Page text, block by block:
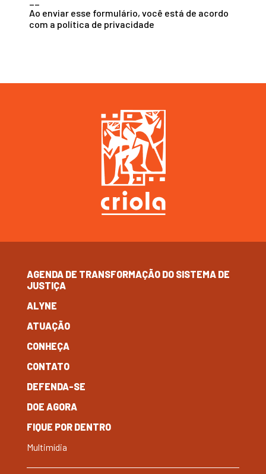
Ao enviar esse formulário, você está de acordo
com a política de privacidade
AGENDA DE TRANSFORMAÇÃO DO SISTEMA DE
JUSTIÇA
ALYNE
ATUAÇÃO
CONHEÇA
CONTATO
DEFENDA-SE
DOE AGORA
FIQUE POR DENTRO
Multimídia